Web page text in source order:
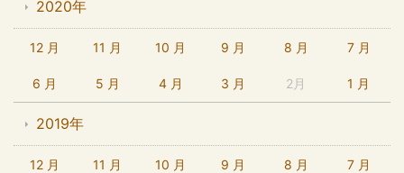
2020年
12 月 11 月 10 月 9 月 8 月 7 月
6 月 5 月 4 月 3 月 2月 1 月
2019年
12 月 11 月 10 月 9 月 8 月 7 月